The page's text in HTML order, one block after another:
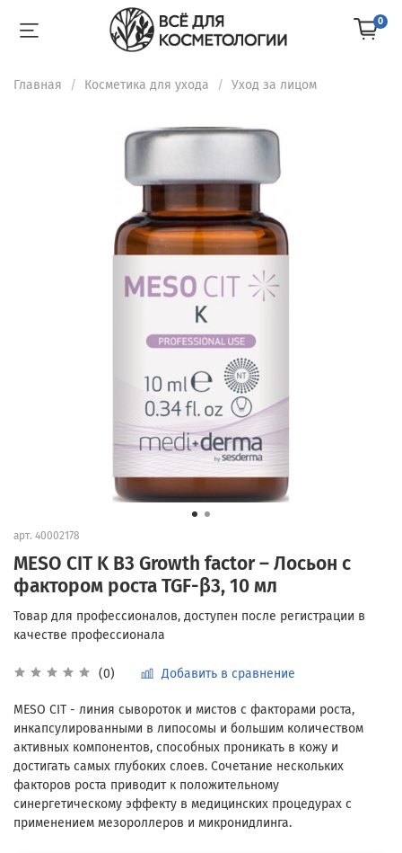
0
Главная Косметика для ухода Уход за лицом
арт. 40002178
MESO CIT K B3 Growth factor – Лосьон с
фактором роста TGF-β3, 10 мл
(0) Добавить в сравнение
MESO CIT - линия сывороток и мистов с факторами роста,
инкапсулированными в липосомы и большим количеством
активных компонентов, способных проникать в кожу и
достигать самых глубоких слоев. Сочетание нескольких
факторов роста приводит к положительному
синергетическому эффекту в медицинских процедурах с
применением мезороллеров и микронидлинга.